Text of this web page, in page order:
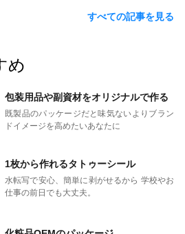
すべての記事を見る
め
包装用品や副資材をオリジナルで作る
既製品のパッケージだと味気ないよりブラン
ドイメージを高めたいあなたに
1枚から作れるタトゥーシール
水転写で安心、簡単に剥がせるから 学校やお
仕事の前日でも大丈夫。